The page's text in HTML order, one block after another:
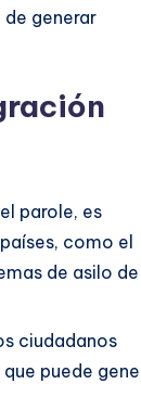
generar
parole, es
como el
de asilo de
ciudadanos
puede